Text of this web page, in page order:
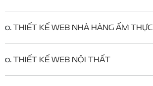
o. THIẾT KẾ WEB NHÀ HÀNG ẨM THỰC
o. THIẾT KẾ WEB NỘI THẤT